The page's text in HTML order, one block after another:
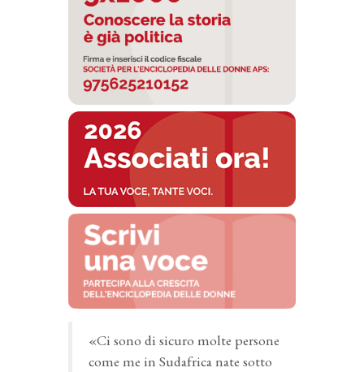
«Ci sono di sicuro molte persone
come me in Sudafrica nate sotto